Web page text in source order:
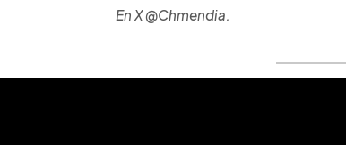
En X @Chmendia.